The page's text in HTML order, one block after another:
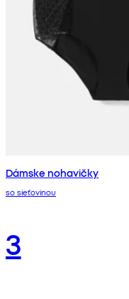
Dámske nohavičky
so sieťovinou
3